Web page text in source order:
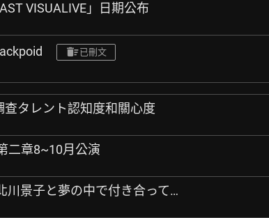
VISUALIVE」日期公布
已刪文
查タレント認知度和關心度
二章8~10月公演
川景子と夢の中で付き合って…